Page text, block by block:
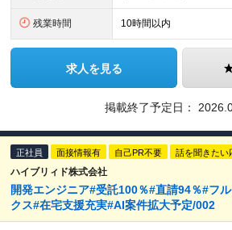
残業時間 10時間以内
求人を見る
掲載終了予定日：
正社員 面接情報有 自己PR不要 話を聞きたい
ハイブリィド株式会社
開発エンジニア#受託100％#直請94％#フ
クス#在宅支援充実#AI案件拡大予定/002